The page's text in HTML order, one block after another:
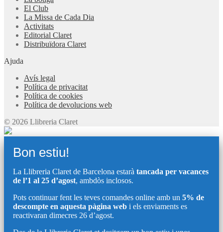
El Club
La Missa de Cada Dia
Activitats
Editorial Claret
Distribuïdora Claret
Ajuda
Avís legal
Política de privacitat
Política de cookies
Política de devolucions web
© 2026 Llibreria Claret
Bon estiu!
La Llibreria Claret de Barcelona estarà tancada per vacances
de l’1 al 25 d’agost, ambdòs inclosos.
Pots continuar fent les teves comandes online amb un 5% de
descompte en aquesta pàgina web i els enviaments es
reactivaran dimecres 26 d’agost.